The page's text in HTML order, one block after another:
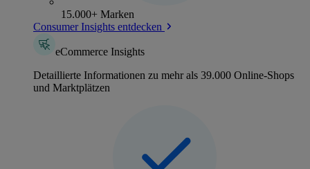
15.000+ Marken
Consumer Insights entdecken
eCommerce Insights
Detaillierte Informationen zu mehr als 39.000 Online-Shops
und Marktplätzen